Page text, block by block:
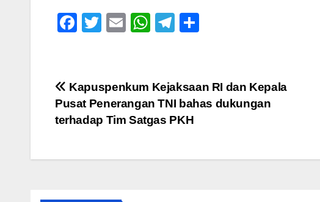
F
e
b
o
k
T
er
E
W
s
A
p
T
gr
a
m
e
Navigasi
pos
Kapuspenkum Kejaksaan RI dan Kepala
Pusat Penerangan TNI bahas dukungan
terhadap Tim Satgas PKH